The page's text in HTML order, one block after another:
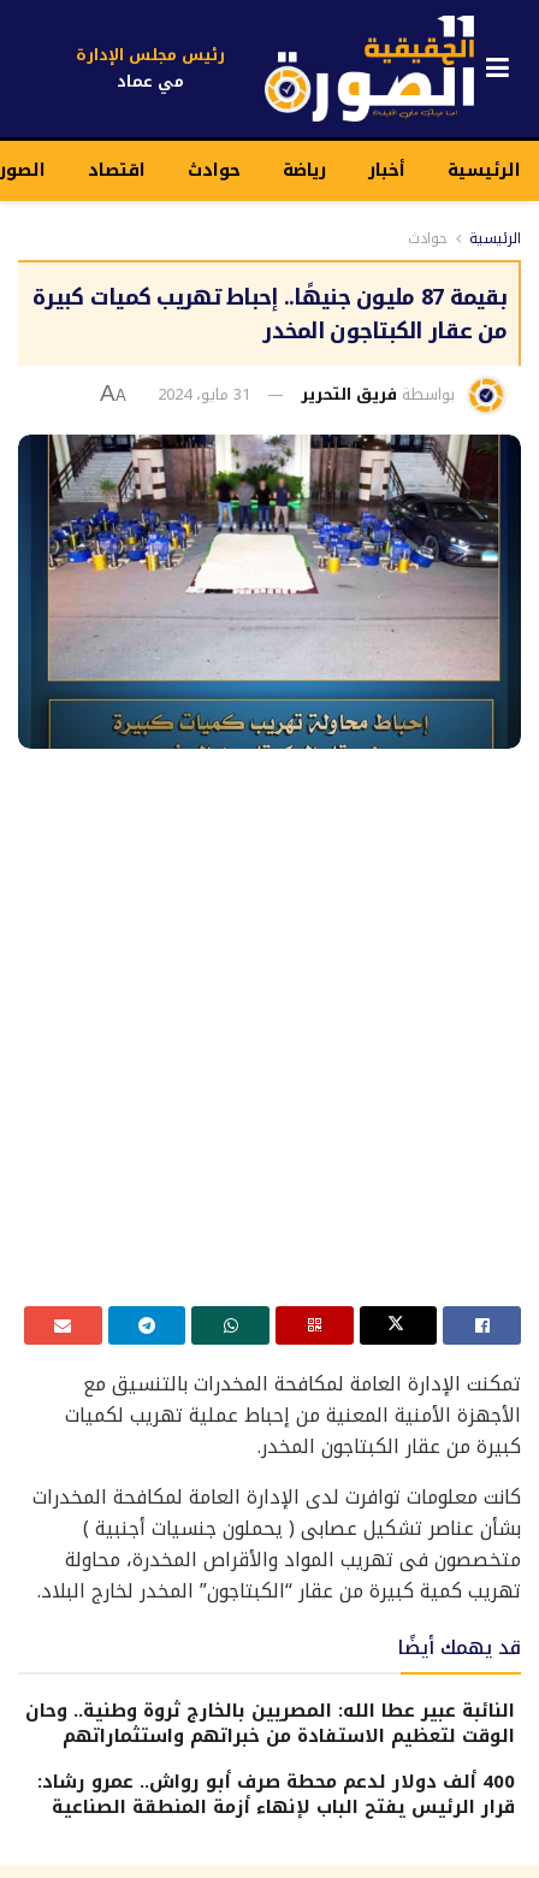
رئيس مجلس الإدارة
مي عماد
الرئيسية أخبار رياضة حوادث اقتصاد
الرئيسية حوادث
بقيمة 87 مليون جنيهًا.. إحباط تهريب كميات كبيرة
من عقار الكبتاجون المخدر
بواسطة فريق التحرير 31 مايو، 2024 A
A
تمكنت الإدارة العامة لمكافحة المخدرات بالتنسيق مع
الأجهزة الأمنية المعنية من إحباط عملية تهريب لكميات
كبيرة من عقار الكبتاجون المخدر.
كانت معلومات توافرت لدى الإدارة العامة لمكافحة المخدرات
بشأن عناصر تشكيل عصابى ( يحملون جنسيات أجنبية )
متخصصون فى تهريب المواد والأقراص المخدرة، محاولة
تهريب كمية كبيرة من عقار “الكبتاجون” المخدر لخارج البلاد.
قد يهمك أيضًا
النائبة عبير عطا الله: المصريين بالخارج ثروة وطنية.. وحان
الوقت لتعظيم الاستفادة من خبراتهم واستثماراتهم
400 ألف دولار لدعم محطة صرف أبو رواش.. عمرو رشاد:
قرار الرئيس يفتح الباب لإنهاء أزمة المنطقة الصناعية